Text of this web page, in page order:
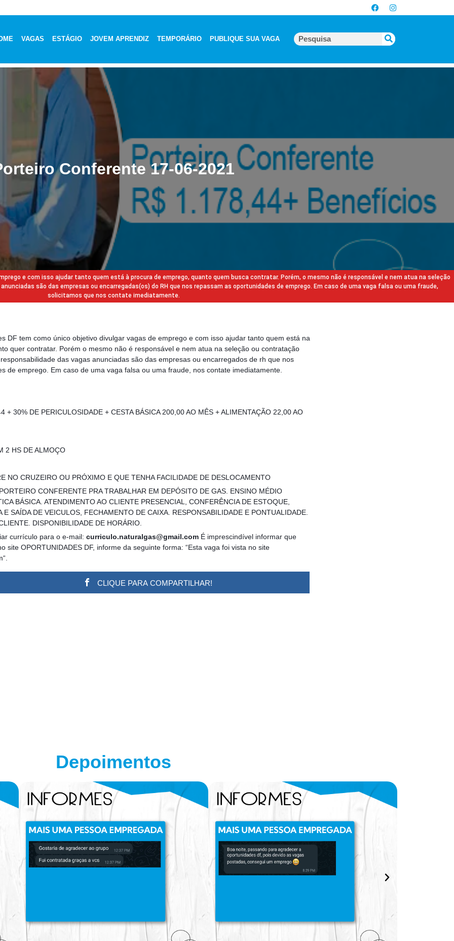
VAGAS ESTÁGIO JOVEM APRENDIZ TEMPORÁRIO PUBLIQUE SUA VAGA
Conferente 17-06-2021
e com isso ajudar tanto quem está à procura de emprego, quanto quem busca contratar. Porém, o mesmo não é responsável e nem atua na seleção
são das empresas ou encarregadas(os) do RH que nos repassam as oportunidades de emprego. Em caso de uma vaga falsa ou uma fraude,
solicitamos que nos contate imediatamente.
DF tem como único objetivo divulgar vagas de emprego e com isso ajudar tanto quem está na
quer contratar. Porém o mesmo não é responsável e nem atua na seleção ou contratação
das vagas anunciadas são das empresas ou encarregados de rh que nos
de emprego. Em caso de uma vaga falsa ou uma fraude, nos contate imediatamente.
+ 30% DE PERICULOSIDADE + CESTA BÁSICA 200,00 AO MÊS + ALIMENTAÇÃO 22,00 AO
2 HS DE ALMOÇO
NO CRUZEIRO OU PRÓXIMO E QUE TENHA FACILIDADE DE DESLOCAMENTO
CONFERENTE PRA TRABALHAR EM DEPÓSITO DE GAS. ENSINO MÉDIO
BÁSICA. ATENDIMENTO AO CLIENTE PRESENCIAL, CONFERÊNCIA DE ESTOQUE,
E SAÍDA DE VEICULOS, FECHAMENTO DE CAIXA. RESPONSABILIDADE E PONTUALIDADE.
DISPONIBILIDADE DE HORÁRIO.
currículo para o e-mail: curriculo.naturalgas@gmail.com É imprescindível informar que
site OPORTUNIDADES DF, informe da seguinte forma: “Esta vaga foi vista no site
CLIQUE PARA COMPARTILHAR!
Depoimentos